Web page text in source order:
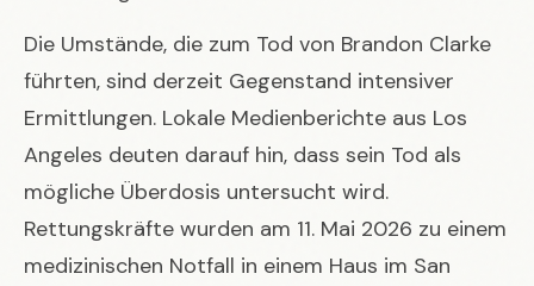
Die Umstände, die zum Tod von Brandon Clarke
führten, sind derzeit Gegenstand intensiver
Ermittlungen. Lokale Medienberichte aus Los
Angeles deuten darauf hin, dass sein Tod als
mögliche Überdosis untersucht wird.
Rettungskräfte wurden am 11. Mai 2026 zu einem
medizinischen Notfall in einem Haus im San